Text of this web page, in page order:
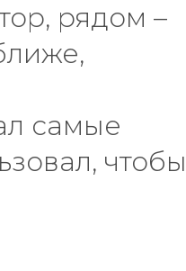
рядом –
самые
чтобы